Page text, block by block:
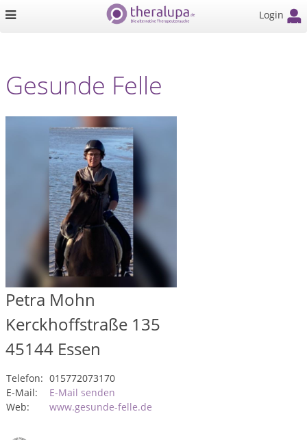
Login
Gesunde Felle
Petra Mohn
Kerckhoffstraße 135
45144 Essen
Telefon: 015772073170
E-Mail:
E-Mail senden
Web:
www.gesunde-felle.de